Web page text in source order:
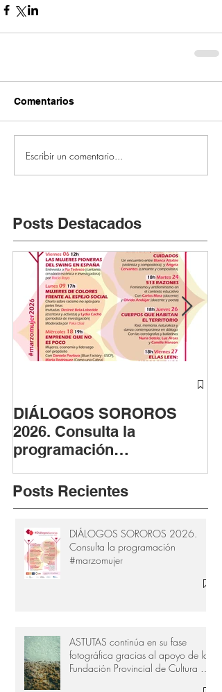
Comentarios
Escribir un comentario...
Posts Destacados
DIÁLOGOS SOROROS
2026. Consulta la
programación
Posts Recientes
DIÁLOGOS SOROROS 2026.
Consulta la programación
#marzomujer
ASTUTAS continúa en su fase
fotográfica gracias al apoyo de la
Fundación Provincial de Cultura de